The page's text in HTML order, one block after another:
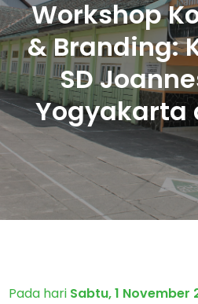
Workshop
& Branding:
SD
Yogyakarta
Pada hari Sabtu, 1 November